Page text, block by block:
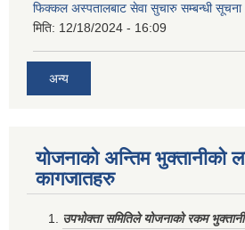
फिक्कल अस्पतालबाट सेवा सुचारु सम्बन्धी सूचना
मिति: 12/18/2024 - 16:09
अन्य
योजनाको अन्तिम भुक्तानीको
कागजातहरु
उपभोक्ता समितिले योजनाको रकम